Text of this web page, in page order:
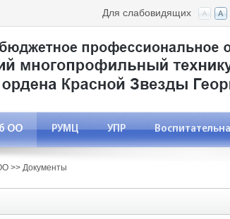
Для слабовидящих
ОО РУМЦ УПР
>> Документы